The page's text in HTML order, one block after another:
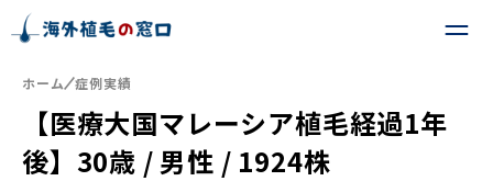
ホーム 症例実績
【医療大国マレーシア植毛経過1年
後】30歳 / 男性 / 1924株